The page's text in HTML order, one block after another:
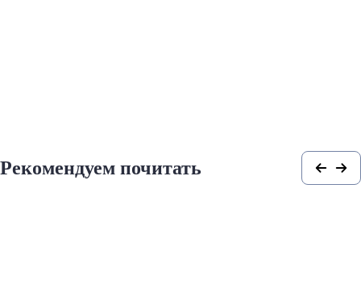
Рекомендуем почитать